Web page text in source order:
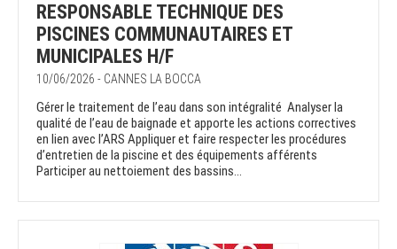
RESPONSABLE TECHNIQUE DES
PISCINES COMMUNAUTAIRES ET
MUNICIPALES H/F
10/06/2026 - CANNES LA BOCCA
Gérer le traitement de l’eau dans son intégralité Analyser la
qualité de l’eau de baignade et apporte les actions correctives
en lien avec l’ARS Appliquer et faire respecter les procédures
d’entretien de la piscine et des équipements afférents
Participer au nettoiement des bassins...